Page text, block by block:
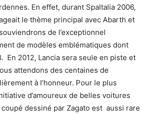
En effet, durant SpaItalia 2006,
le thème principal avec Abarth et
de l’exceptionnel
de modèles emblématiques dont
En 2012, Lancia sera seule en piste et
attendons des centaines de
à l’honneur. Pour le plus
d’amoureux de belles voitures
dessiné par Zagato est aussi rare